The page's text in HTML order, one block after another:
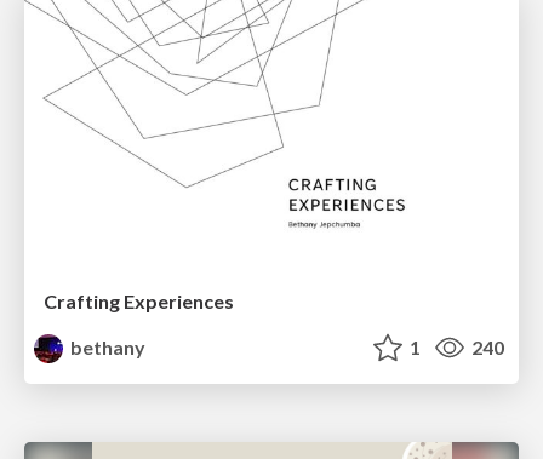
Crafting Experiences
bethany
1 240